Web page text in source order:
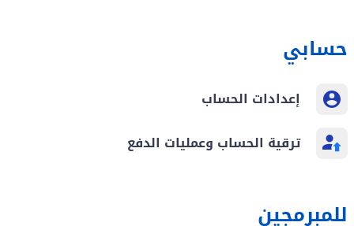
حسابي
إعدادات الحساب
ترقية الحساب وعمليات الدفع
للمبرمجين